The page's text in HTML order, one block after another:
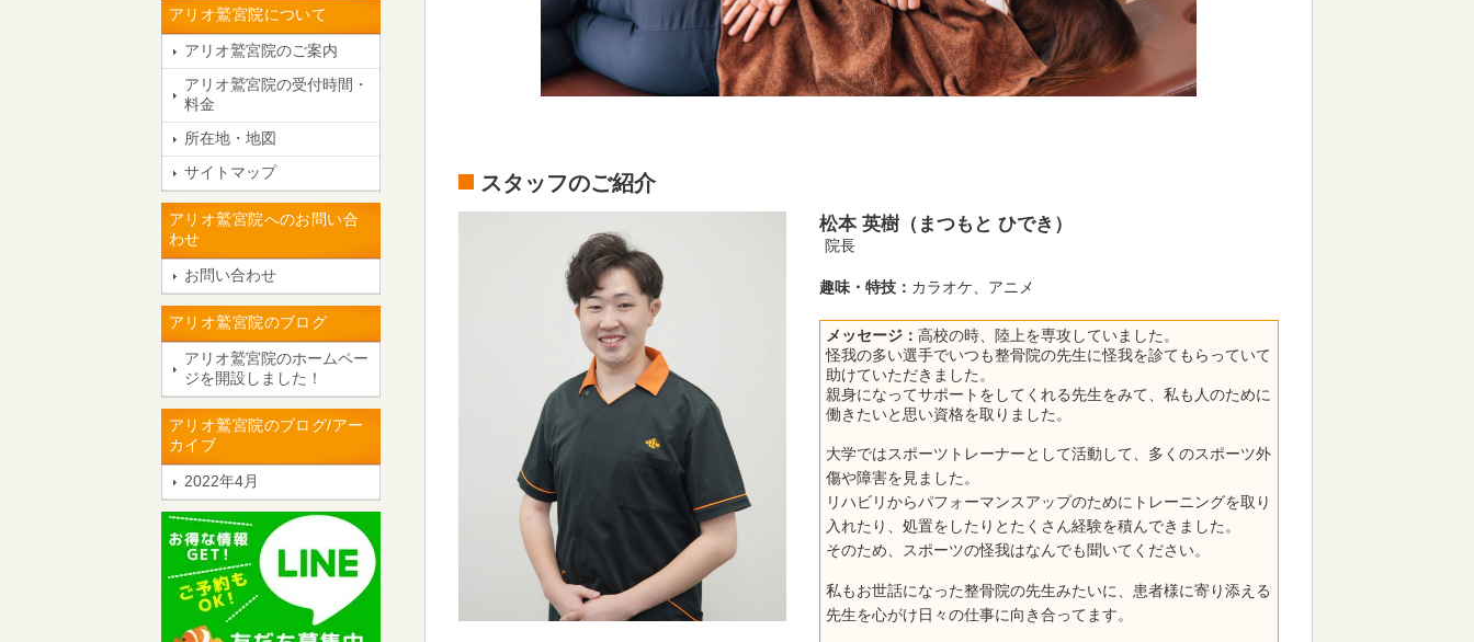
スタッフのご紹介
松本 英樹（まつもと ひでき）
院長
趣味・特技： カラオケ、アニメ
メッセージ：高校の時、陸上を専攻していました。
怪我の多い選手でいつも整骨院の先生に怪我を診てもらっていて
助けていただきました。
親身になってサポートをしてくれる先生をみて、私も人のために
働きたいと思い資格を取りました。
大学ではスポーツトレーナーとして活動して、多くのスポーツ外
傷や障害を見ました。
リハビリからパフォーマンスアップのためにトレーニングを取り
入れたり、処置をしたりとたくさん経験を積んできました。
そのため、スポーツの怪我はなんでも聞いてください。
私もお世話になった整骨院の先生みたいに、患者様に寄り添える
先生を心がけ日々の仕事に向き合ってます。
アリオ鷲宮院について
アリオ鷲宮院のご案内
アリオ鷲宮院の受付時間・
料金
所在地・地図
サイトマップ
アリオ鷲宮院へのお問い合
わせ
お問い合わせ
アリオ鷲宮院のブログ
アリオ鷲宮院のホームペー
ジを開設しました！
アリオ鷲宮院のブログ/アー
カイブ
2022年4月